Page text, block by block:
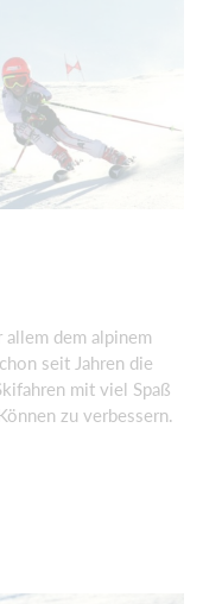
dem alpinem
seit Jahren die
mit viel Spaß
zu verbessern.